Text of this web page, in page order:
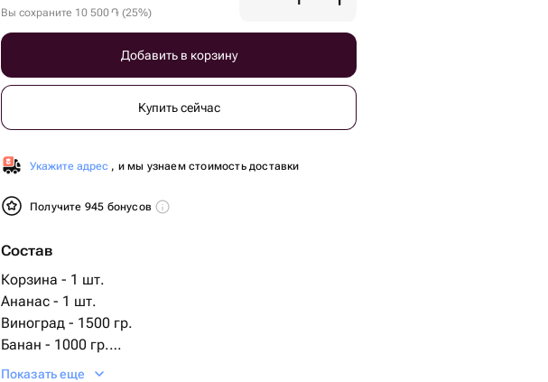
Вы сохраните 10 500֏ (25%)
Добавить в корзину
Купить сейчас
Укажите адрес , и мы узнаем стоимость доставки
Получите 945 бонусов
Состав
Корзина - 1 шт.
Ананас - 1 шт.
Виноград - 1500 гр.
Банан - 1000 гр.
Гранат - 1000 гр.
Показать еще